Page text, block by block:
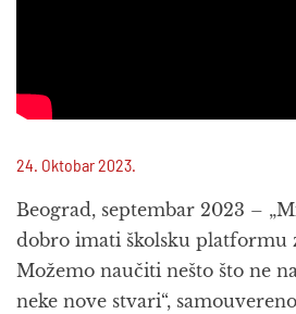
24. Oktobar 2023.
Beograd, septembar 2023 –
dobro imati školsku platformu
Možemo naučiti nešto što ne
neke nove stvari“,